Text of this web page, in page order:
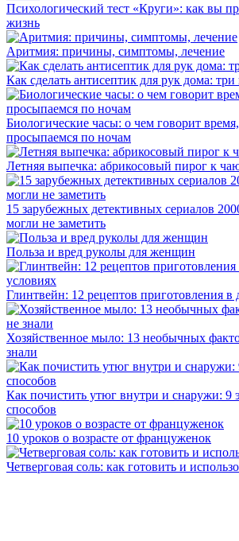
Психологический тест «Круги»: как вы
жизнь
Аритмия: причины, симптомы, лечение
Как сделать антисептик для рук дома:
Биологические часы: о чем говорит
просыпаемся по ночам
Летняя выпечка: абрикосовый пирог к
15 зарубежных детективных сериалов
могли не заметить
Польза и вред руколы для женщин
Глинтвейн: 12 рецептов приготовления
Хозяйственное мыло: 13 необычных
знали
Как почистить утюг внутри и снаружи: 9
способов
10 уроков о возрасте от француженок
Четверговая соль: как готовить и